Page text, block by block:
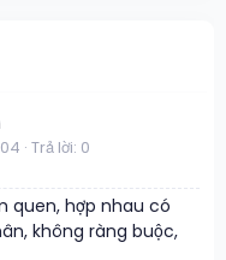
Trả lời: 0
quen, hợp nhau có
không ràng buộc,